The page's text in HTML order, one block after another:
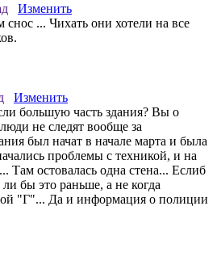
Изменить
снос ... Чихать они хотели на все
Изменить
большую часть здания? Вы о
не следят вообще за
был начат в начале марта и была
проблемы с техникой, и на
Там остовалась одна стена... Еслиб
бы это раньше, а не когда
"Г"... Да и информация о полиции